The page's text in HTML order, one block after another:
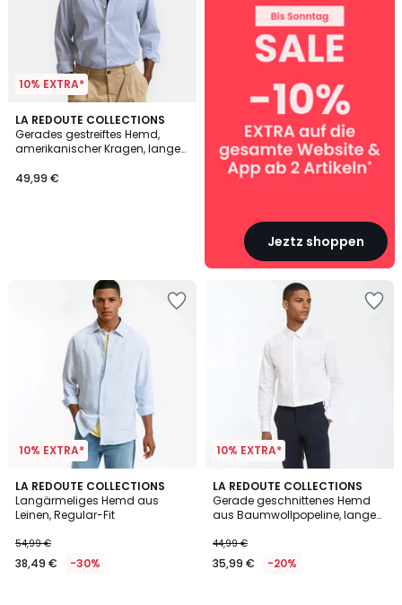
10% EXTRA*
LA REDOUTE COLLECTIONS
Gerades gestreiftes Hemd,
amerikanischer Kragen, lange
49,99 €
Jeztz shoppen
Artikeln*
10% EXTRA*
LA REDOUTE COLLECTIONS
Langärmeliges Hemd aus
Leinen, Regular-Fit
54,99 €
38,49 € -30%
10% EXTRA*
LA REDOUTE COLLECTIONS
Gerade geschnittenes Hemd
aus Baumwollpopeline, lange
44,99 €
35,99 € -20%
5
/
5